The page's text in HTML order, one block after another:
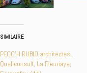
SIMILAIRE
PEOC’H RUBIO architectes,
Qualiconsult, La Fleuriaye,